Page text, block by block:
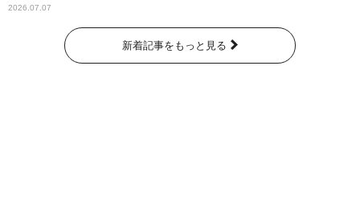
2026.07.07
新着記事をもっと見る